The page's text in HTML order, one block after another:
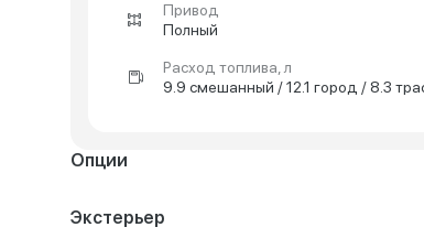
Привод
Полный
Расход топлива, л
9.9 смешанный / 12.1 город / 8.3
Опции
Экстерьер